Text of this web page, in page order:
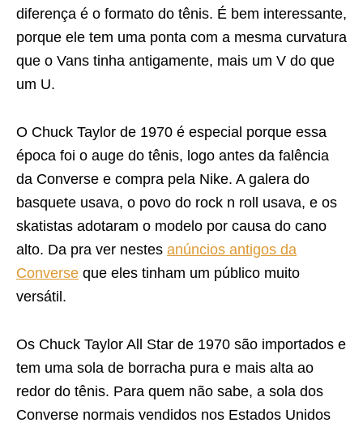
diferença é o formato do tênis. É bem interessante,
porque ele tem uma ponta com a mesma curvatura
que o Vans tinha antigamente, mais um V do que
um U.
O Chuck Taylor de 1970 é especial porque essa
época foi o auge do tênis, logo antes da falência
da Converse e compra pela Nike. A galera do
basquete usava, o povo do rock n roll usava, e os
skatistas adotaram o modelo por causa do cano
alto. Da pra ver nestes anúncios antigos da
Converse que eles tinham um público muito
versátil.
Os Chuck Taylor All Star de 1970 são importados e
tem uma sola de borracha pura e mais alta ao
redor do tênis. Para quem não sabe, a sola dos
Converse normais vendidos nos Estados Unidos